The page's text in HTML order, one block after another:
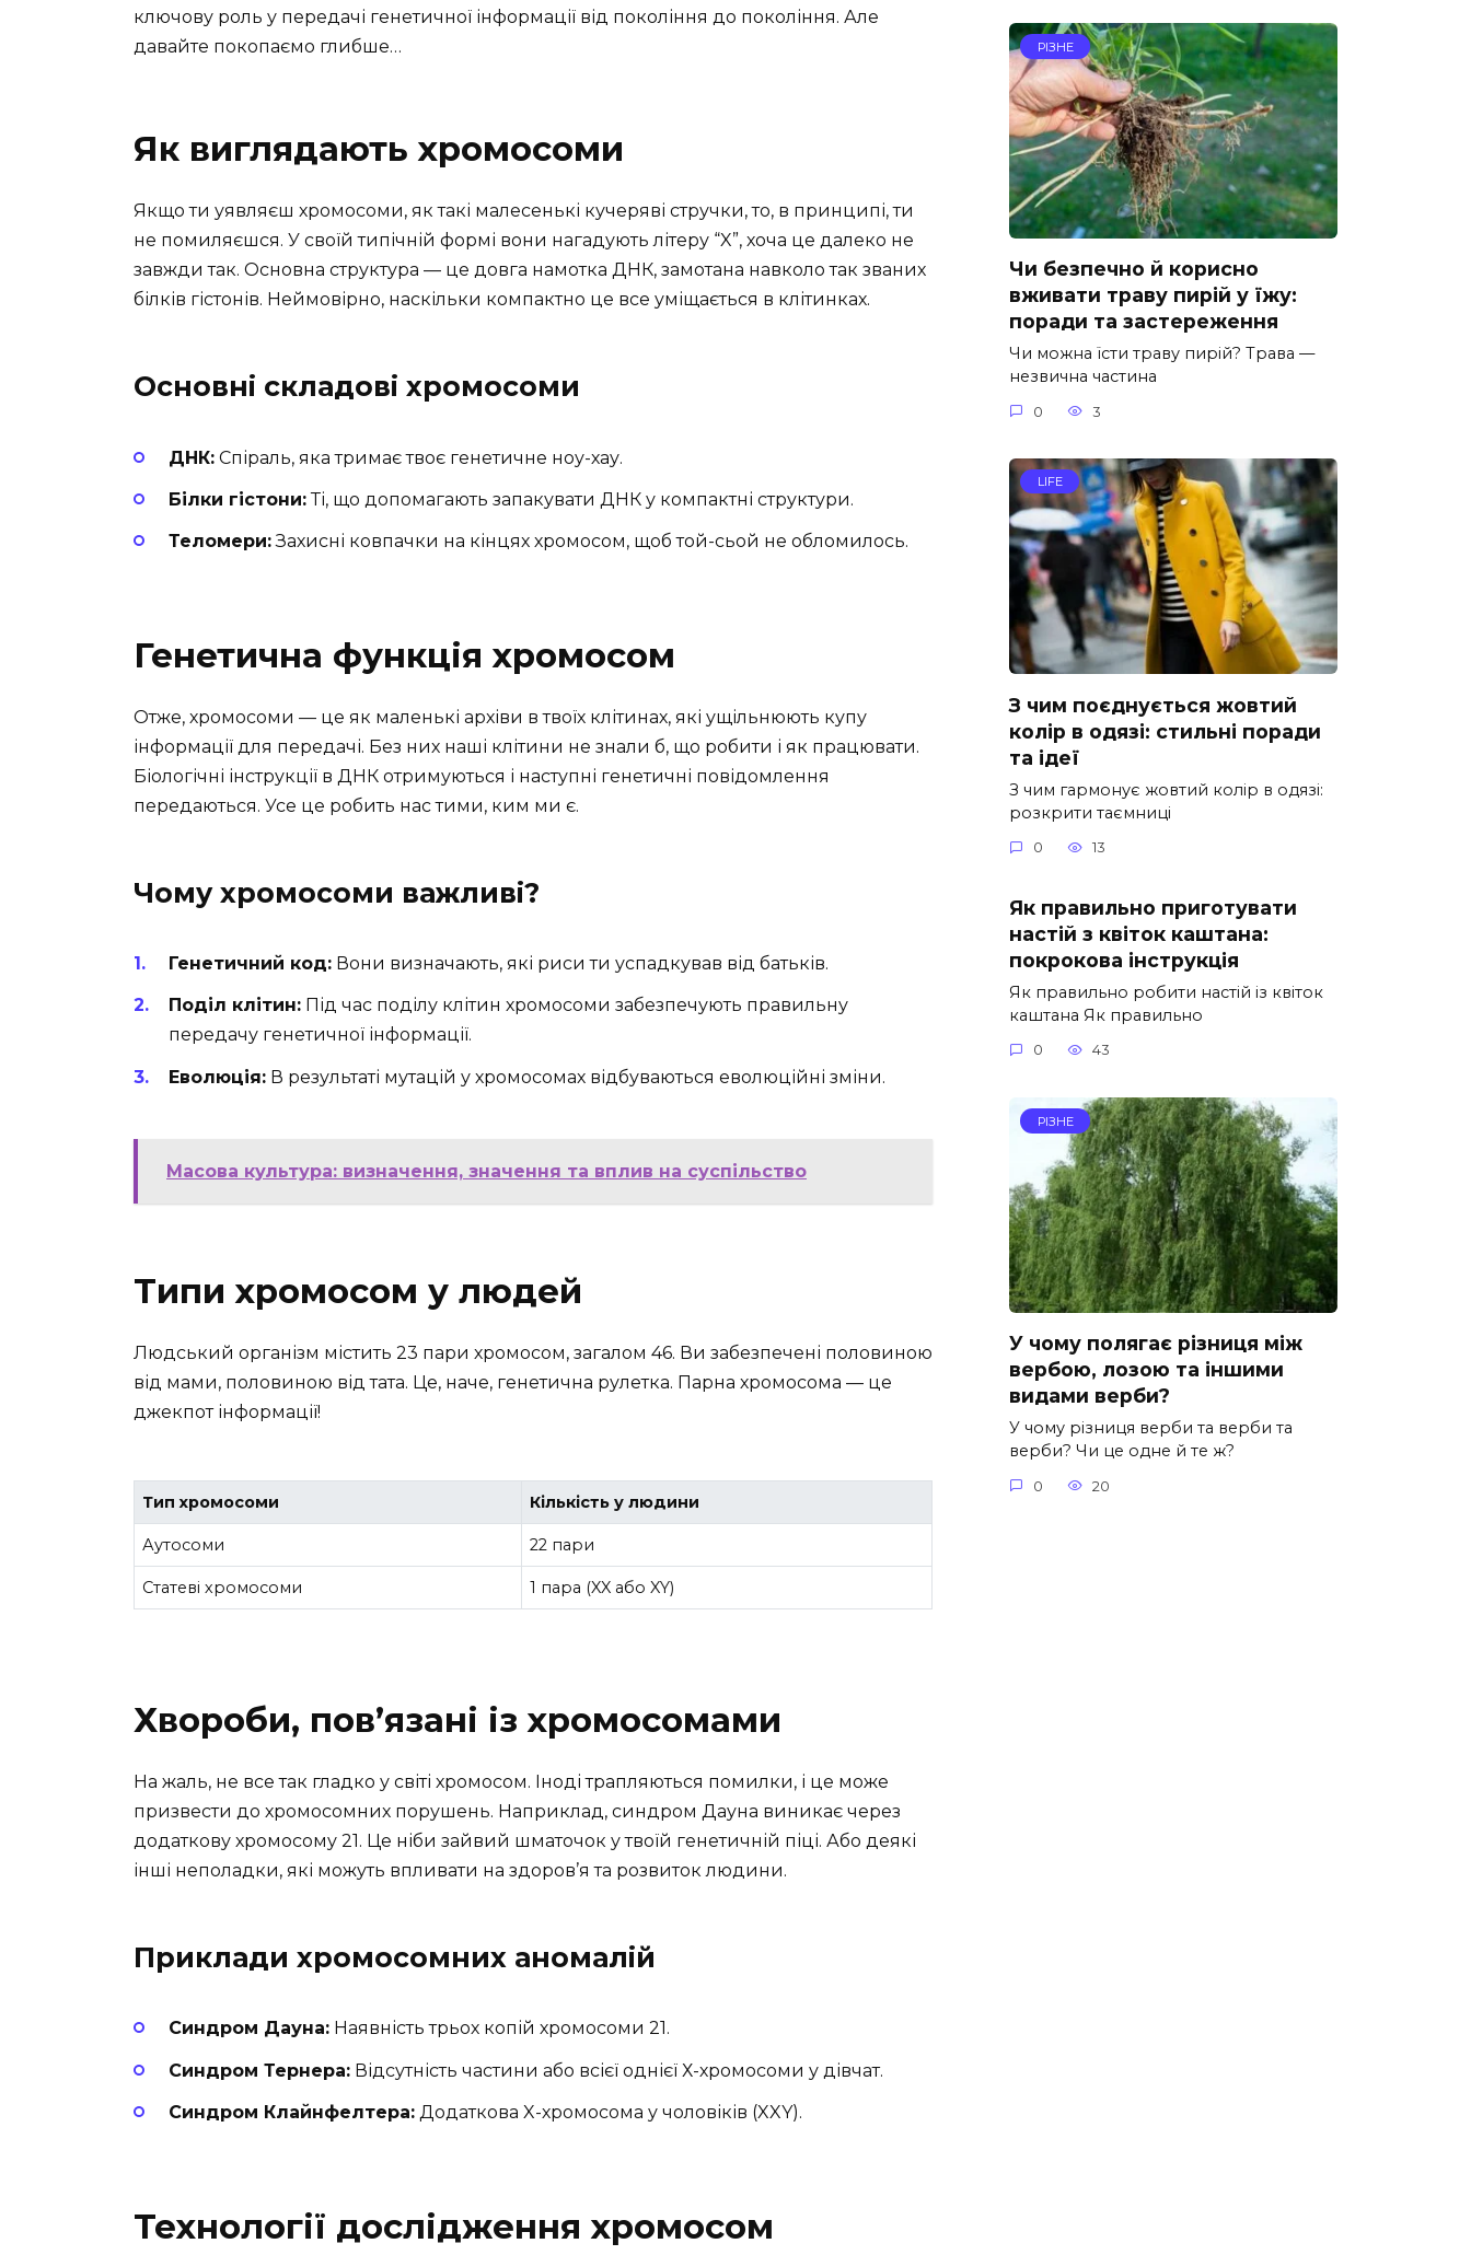
ключову роль у передачі генетичної інформації від покоління до покоління. Але
давайте покопаємо глибше…
Як виглядають хромосоми
Якщо ти уявляєш хромосоми, як такі малесенькі кучеряві стручки, то, в принципі, ти
не помиляєшся. У своїй типічній формі вони нагадують літеру “X”, хоча це далеко не
завжди так. Основна структура — це довга намотка ДНК, замотана навколо так званих
білків гістонів. Неймовірно, наскільки компактно це все уміщається в клітинках.
Основні складові хромосоми
ДНК: Спіраль, яка тримає твоє генетичне ноу-хау.
Білки гістони:Ті, що допомагають запакувати ДНК у компактні структури.
Теломери:Захисні ковпачки на кінцях хромосом, щоб той-сьой не обломилось.
Генетична функція хромосом
Отже, хромосоми — це як маленькі архіви в твоїх клітинах, які ущільнюють купу
інформації для передачі. Без них наші клітини не знали б, що робити і як працювати.
Біологічні інструкції в ДНК отримуються і наступні генетичні повідомлення
передаються. Усе це робить нас тими, ким ми є.
Чому хромосоми важливі?
Генетичний код: Вони визначають, які риси ти успадкував від батьків.
Поділ клітин: Під час поділу клітин хромосоми забезпечують правильну
передачу генетичної інформації.
Еволюція: В результаті мутацій у хромосомах відбуваються еволюційні зміни.
Масова культура: визначення, значення та вплив на суспільство
Типи хромосом у людей
Людський організм містить 23 пари хромосом, загалом 46. Ви забезпечені половиною
від мами, половиною від тата. Це, наче, генетична рулетка. Парна хромосома — це
джекпот інформації!
Тип хромосоми Кількість у людини
Аутосоми 22 пари
Статеві хромосоми 1 пара (XX або XY)
Хвороби, пов’язані із хромосомами
На жаль, не все так гладко у світі хромосом. Іноді трапляються помилки, і це може
призвести до хромосомних порушень. Наприклад, синдром Дауна виникає через
додаткову хромосому 21. Це ніби зайвий шматочок у твоїй генетичній піці. Або деякі
інші неполадки, які можуть впливати на здоров’я та розвиток людини.
Приклади хромосомних аномалій
Синдром Дауна: Наявність трьох копій хромосоми 21.
Синдром Тернера: Відсутність частини або всієї однієї Х-хромосоми у дівчат.
Синдром Клайнфелтера: Додаткова X-хромосома у чоловіків (XXY).
Технології дослідження хромосом
РІЗНЕ
Чи безпечно й корисно
вживати траву пирій у їжу:
поради та застереження
Чи можна їсти траву пирій? Трава —
незвична частина
0 3
LIFE
З чим поєднується жовтий
колір в одязі: стильні поради
та ідеї
З чим гармонує жовтий колір в одязі:
розкрити таємниці
0 13
Як правильно приготувати
настій з квіток каштана:
покрокова інструкція
Як правильно робити настій із квіток
каштана Як правильно
0 43
РІЗНЕ
У чому полягає різниця між
вербою, лозою та іншими
видами верби?
У чому різниця верби та верби та
верби? Чи це одне й те ж?
0 20